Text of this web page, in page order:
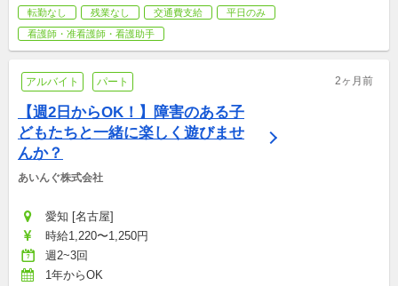
転勤なし 残業なし 交通費支給
平日のみ
看護師・准看護師・看護助手
アルバイト パート 2ヶ月前
【週2日からOK！】障害のある子
どもたちと一緒に楽しく遊びませ
んか？
あいんぐ株式会社
愛知 [名古屋]
時給1,220〜1,250円
週2~3回
1年からOK